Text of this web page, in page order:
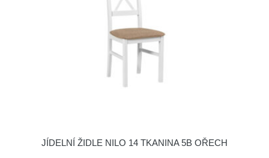
JÍDELNÍ ŽIDLE NILO 14 TKANINA 5B OŘECH